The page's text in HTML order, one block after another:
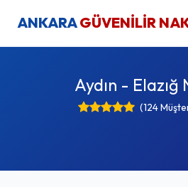
ANKARAGÜVENİLİR
Aydın - Elazığ
(124